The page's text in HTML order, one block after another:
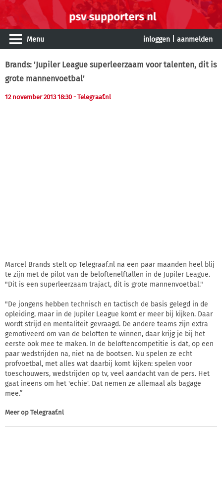
Menu inloggen aanmelden
Brands: 'Jupiler League superleerzaam voor talenten, dit is
grote mannenvoetbal'
12 november 2013 18:30 - Telegraaf.nl
Marcel Brands stelt op Telegraaf.nl na een paar maanden heel blij
te zijn met de pilot van de beloftenelftallen in de Jupiler League.
"Dit is een superleerzaam trajact, dit is grote mannenvoetbal."
"De jongens hebben technisch en tactisch de basis gelegd in de
opleiding, maar in de Jupiler League komt er meer bij kijken. Daar
wordt strijd en mentaliteit gevraagd. De andere teams zijn extra
gemotiveerd om van de beloften te winnen, daar krijg je bij het
eerste ook mee te maken. In de beloftencompetitie is dat, op een
paar wedstrijden na, niet na de bootsen. Nu spelen ze echt
profvoetbal, met alles wat daarbij komt kijken: spelen voor
toeschouwers, wedstrijden op tv, veel aandacht van de pers. Het
gaat ineens om het 'echie'. Dat nemen ze allemaal als bagage
mee.”
Meer op Telegraaf.nl